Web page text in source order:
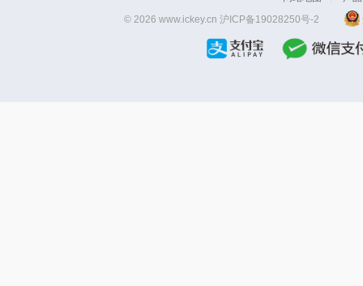
© 2026 www.ickey.cn 沪ICP备19028250号-2